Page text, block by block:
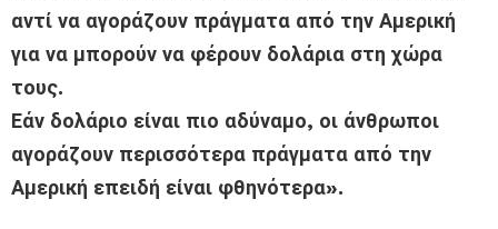
αντί να αγοράζουν πράγματα από την Αμερική
για να μπορούν να φέρουν δολάρια στη χώρα
τους.
Εάν δολάριο είναι πιο αδύναμο, οι άνθρωποι
αγοράζουν περισσότερα πράγματα από την
Αμερική επειδή είναι φθηνότερα».